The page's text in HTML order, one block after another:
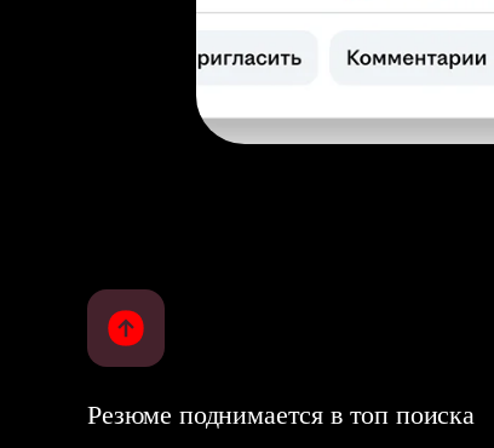
Резюме поднимается в топ поиска